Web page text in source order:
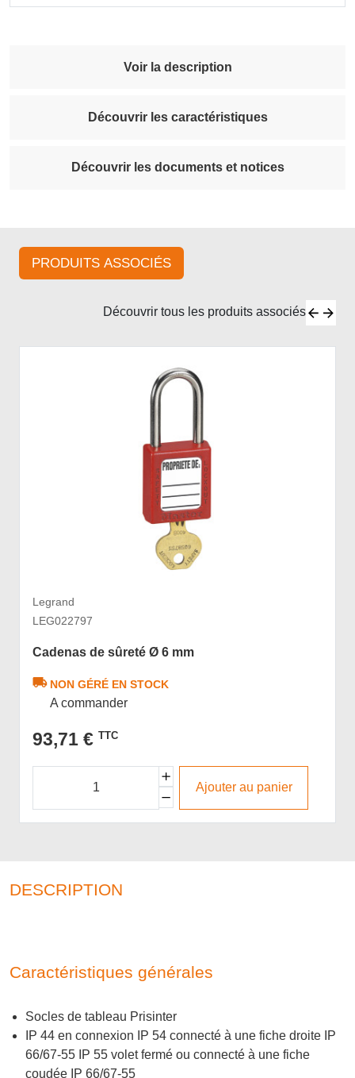
Voir la description
Découvrir les caractéristiques
Découvrir les documents et notices
PRODUITS ASSOCIÉS
Découvrir tous les produits associés
Legrand
LEG022797
Cadenas de sûreté Ø 6 mm
NON GÉRÉ EN STOCK
A commander
93,71 € TTC
Ajouter au panier
DESCRIPTION
Caractéristiques générales
Socles de tableau Prisinter
IP 44 en connexion IP 54 connecté à une fiche droite IP
66/67-55 IP 55 volet fermé ou connecté à une fiche
coudée IP 66/67-55